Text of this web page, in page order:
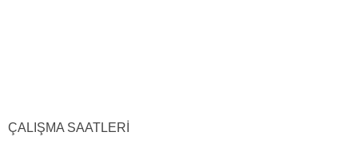
ÇALIŞMA SAATLERİ